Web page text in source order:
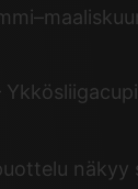
näkyy